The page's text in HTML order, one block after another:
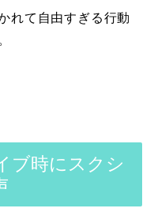
れて自由すぎる行動
ブ時にスクシ